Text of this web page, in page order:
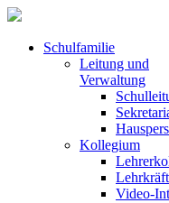
Schulfamilie
Leitung und
Verwaltung
Kollegium
Video-